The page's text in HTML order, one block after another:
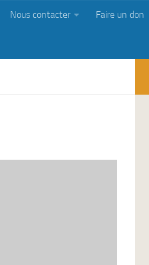
Nous contacter Faire un don